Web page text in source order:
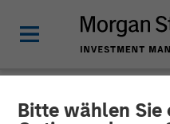
Bitte wählen Sie
NEWSROOM